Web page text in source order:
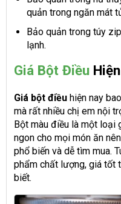
quản trong ngăn mát
Bảo quản trong túy
lạnh.
Giá Bột Điều
Giá bột điều hiện nay
mà rất nhiều chị em nội
Bột màu điều là một loại
ngon cho mọi món ăn
phổ biến và dễ tìm mua.
phẩm chất lượng, giá tốt
biết.